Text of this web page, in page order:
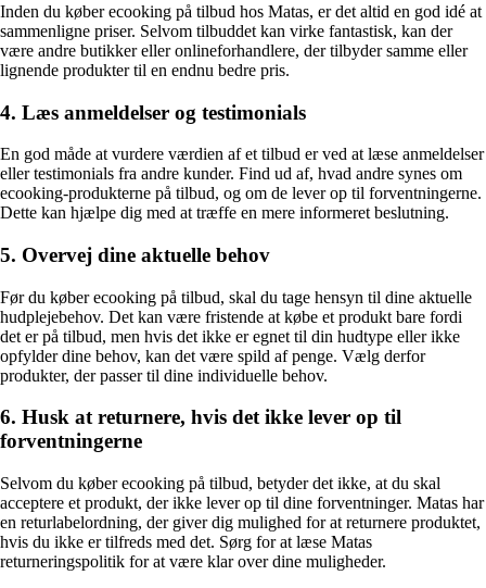
Inden du køber ecooking på tilbud hos Matas, er det altid en god idé at
sammenligne priser. Selvom tilbuddet kan virke fantastisk, kan der
være andre butikker eller onlineforhandlere, der tilbyder samme eller
lignende produkter til en endnu bedre pris.
4. Læs anmeldelser og testimonials
En god måde at vurdere værdien af et tilbud er ved at læse anmeldelser
eller testimonials fra andre kunder. Find ud af, hvad andre synes om
ecooking-produkterne på tilbud, og om de lever op til forventningerne.
Dette kan hjælpe dig med at træffe en mere informeret beslutning.
5. Overvej dine aktuelle behov
Før du køber ecooking på tilbud, skal du tage hensyn til dine aktuelle
hudplejebehov. Det kan være fristende at købe et produkt bare fordi
det er på tilbud, men hvis det ikke er egnet til din hudtype eller ikke
opfylder dine behov, kan det være spild af penge. Vælg derfor
produkter, der passer til dine individuelle behov.
6. Husk at returnere, hvis det ikke lever op til
forventningerne
Selvom du køber ecooking på tilbud, betyder det ikke, at du skal
acceptere et produkt, der ikke lever op til dine forventninger. Matas har
en returlabelordning, der giver dig mulighed for at returnere produktet,
hvis du ikke er tilfreds med det. Sørg for at læse Matas
returneringspolitik for at være klar over dine muligheder.